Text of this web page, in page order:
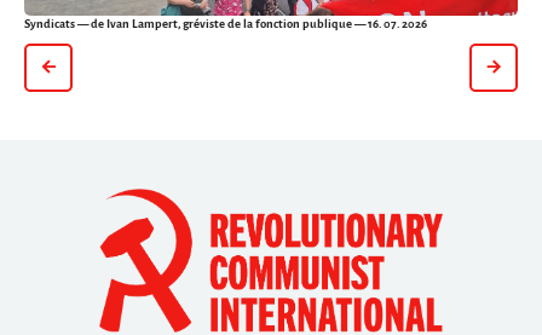
Syndicats— de Ivan Lampert, gréviste de la fonction publique — 16. 07. 2026